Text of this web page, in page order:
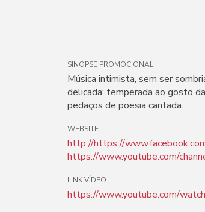
SINOPSE PROMOCIONAL
Música intimista, sem ser
delicada; temperada ao gosto
pedaços de poesia cantada.
WEBSITE
http://https://
https://www.youtube.com/
LINK VÍDEO
https://www.youtube.com/